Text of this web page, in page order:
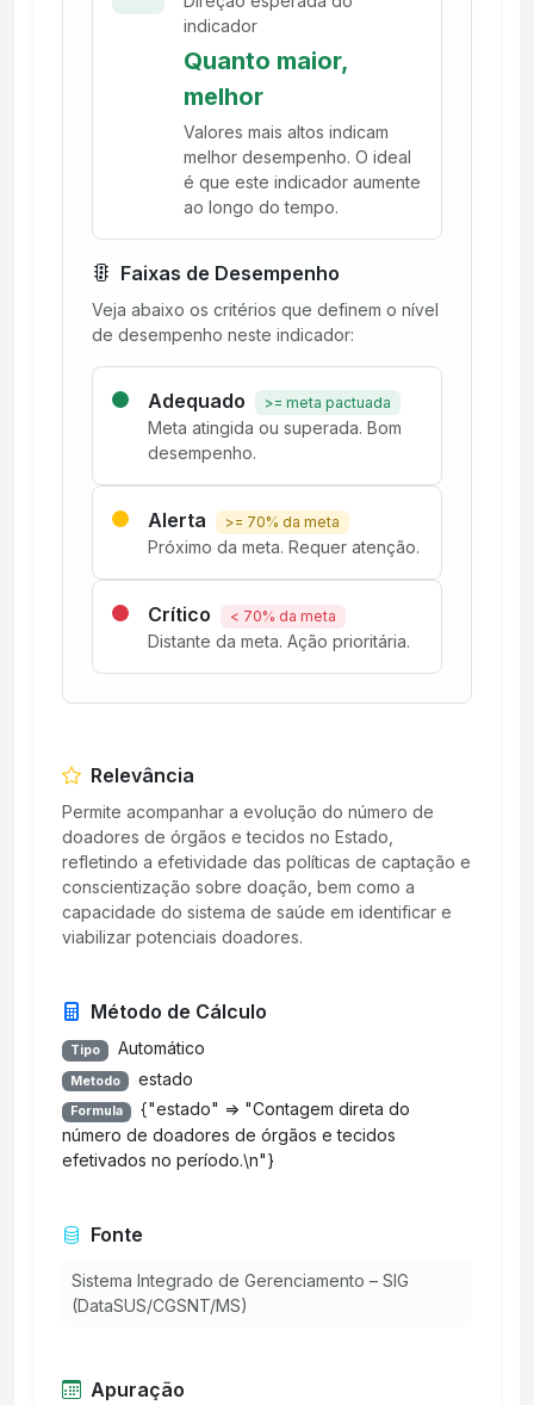
indicador
Quanto maior,
melhor
Valores mais altos indicam
melhor desempenho. O ideal
é que este indicador aumente
ao longo do tempo.
Faixas de Desempenho
Veja abaixo os critérios que definem o nível
de desempenho neste indicador:
Adequado >= meta pactuada
Meta atingida ou superada. Bom
desempenho.
Alerta >= 70% da meta
Próximo da meta. Requer atenção.
Crítico < 70% da meta
Distante da meta. Ação prioritária.
Relevância
Permite acompanhar a evolução do número de
doadores de órgãos e tecidos no Estado,
refletindo a efetividade das políticas de captação e
conscientização sobre doação, bem como a
capacidade do sistema de saúde em identificar e
viabilizar potenciais doadores.
Método de Cálculo
Tipo Automático
Metodo estado
Formula
{"estado" => "Contagem direta do
número de doadores de órgãos e tecidos
efetivados no período.\n"}
Fonte
Sistema Integrado de Gerenciamento – SIG
(DataSUS/CGSNT/MS)
Apuração